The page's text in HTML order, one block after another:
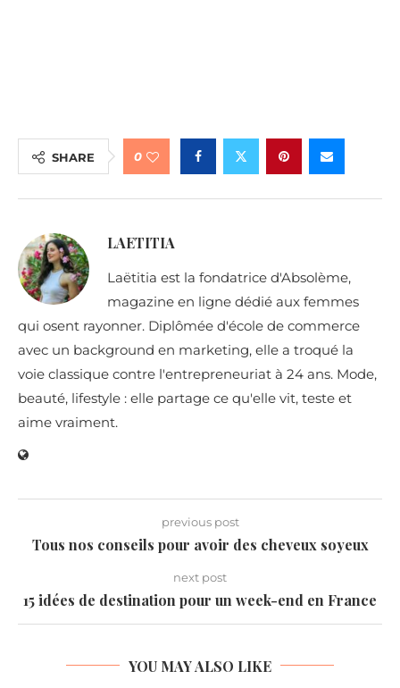
SHARE 0
LAETITIA
Laëtitia est la fondatrice d'Absolème,
magazine en ligne dédié aux femmes
qui osent rayonner. Diplômée d'école de commerce
avec un background en marketing, elle a troqué la
voie classique contre l'entrepreneuriat à 24 ans. Mode,
beauté, lifestyle : elle partage ce qu'elle vit, teste et
aime vraiment.
previous post
Tous nos conseils pour avoir des cheveux soyeux
next post
15 idées de destination pour un week-end en France
YOU MAY ALSO LIKE